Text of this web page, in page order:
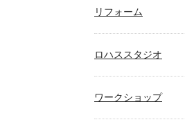
リフォーム
ロハススタジオ
ワークショップ